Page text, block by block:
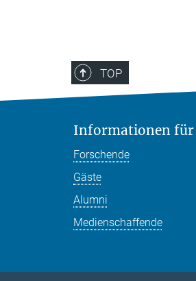
TOP
Informationen für
Forschende
Gäste
Alumni
Medienschaffende